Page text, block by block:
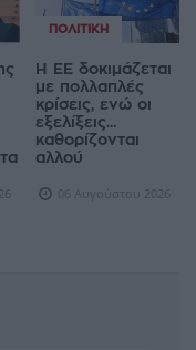
ΠΟΛΙΤΙΚΉ
Η ΕΕ δοκιμάζεται
με πολλαπλές
κρίσεις, ενώ οι
εξελίξεις...
καθορίζονται
αλλού
06 Αυγούστου 2026